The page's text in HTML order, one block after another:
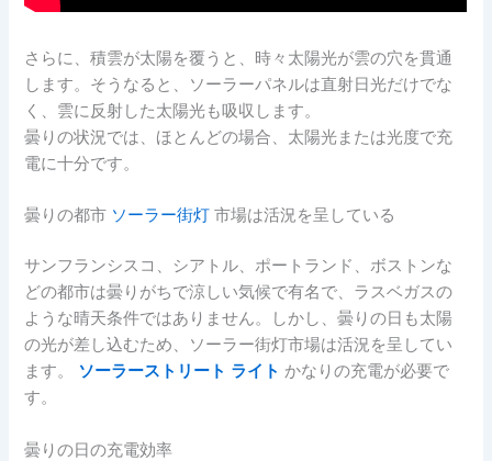
さらに、積雲が太陽を覆うと、時々太陽光が雲の穴を貫通
します。そうなると、ソーラーパネルは直射日光だけでな
く、雲に反射した太陽光も吸収します。
曇りの状況では、ほとんどの場合、太陽光または光度で充
電に十分です。
曇りの都市 ソーラー街灯 市場は活況を呈している
サンフランシスコ、シアトル、ポートランド、ボストンな
どの都市は曇りがちで涼しい気候で有名で、ラスベガスの
ような晴天条件ではありません。しかし、曇りの日も太陽
の光が差し込むため、ソーラー街灯市場は活況を呈してい
ます。 ソーラーストリート ライト かなりの充電が必要で
す。
曇りの日の充電効率